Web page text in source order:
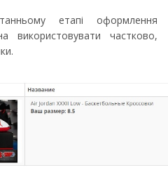
етапі оформлення
використовувати частково,